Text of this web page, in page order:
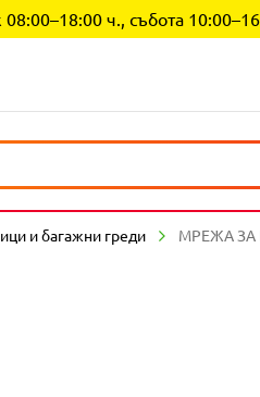
ч., събота
и багажни греди МРЕЖА ЗА